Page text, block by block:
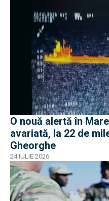
O nouă alertă în
avariată, la 22 de
Gheorghe
24 IULIE 2026